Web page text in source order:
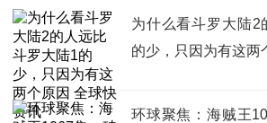
为什么看斗罗大陆2
的少，只因为有这两
环球聚焦：海贼王